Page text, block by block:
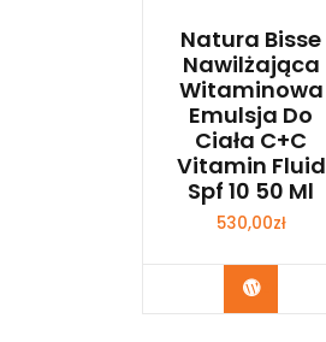
Natura Bisse
Nawilżająca
Witaminowa
Emulsja Do
Ciała C+C
Vitamin Fluid
Spf 10 50 Ml
530,00zł
Zobacz